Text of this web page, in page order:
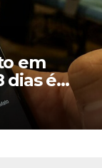
em
dias é